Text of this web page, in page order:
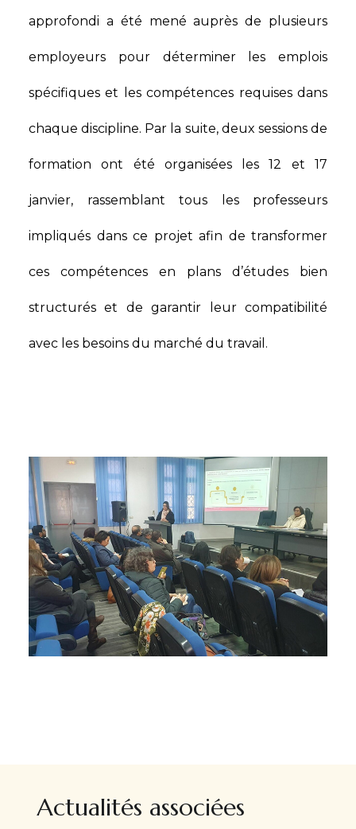
approfondi a été mené auprès de plusieurs
employeurs pour déterminer les emplois
spécifiques et les compétences requises dans
chaque discipline. Par la suite, deux sessions de
formation ont été organisées les 12 et 17
janvier, rassemblant tous les professeurs
impliqués dans ce projet afin de transformer
ces compétences en plans d’études bien
structurés et de garantir leur compatibilité
avec les besoins du marché du travail.
Actualités associées